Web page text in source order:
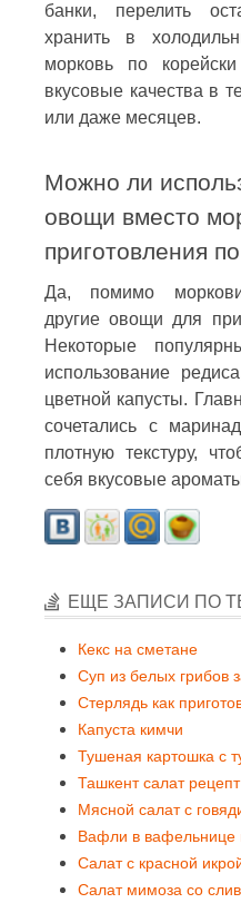
банки, перелить
хранить в
морковь по
вкусовые качества в
или даже месяцев.
Можно ли
овощи вместо
приготовления
Да, помимо
другие овощи для
Некоторые
использование
цветной капусты.
сочетались с
плотную текстуру,
себя вкусовые
ЕЩЕ ЗАПИСИ ПО
Кекс на сметане
Суп из белых грибов
Стерлядь как
Капуста кимчи
Тушеная картошка с
Ташкент салат рецепт
Мясной салат с
Вафли в вафельнице
Салат с красной
Салат мимоза со